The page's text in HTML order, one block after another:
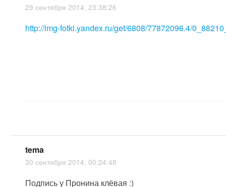
29 сентября 2014, 23:38:26
http://img-fotki.yandex.ru/get/6808/77872096.4/
tema
30 сентября 2014, 00:24:48
Подпись у Пронина клёвая :)